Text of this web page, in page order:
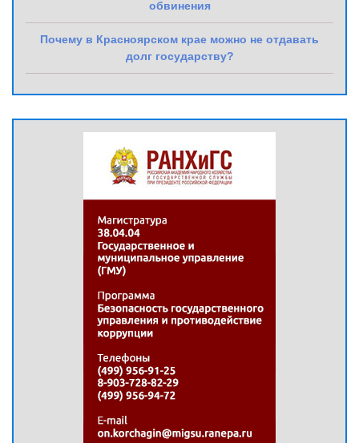
обвинения
Почему в Красноярском крае можно не отдавать
долг государству?